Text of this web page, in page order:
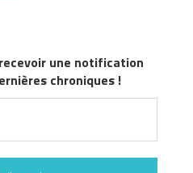
une notification
chroniques !